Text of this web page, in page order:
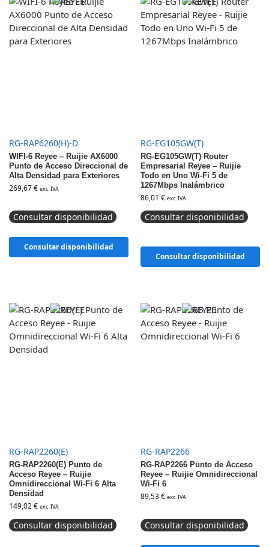
RG-RAP6260(H)-D
WIFI-6 Reyee – Ruijie AX6000
Punto de Acceso Direccional de
Alta Densidad para Exteriores
269,67€ exc. IVA
Consultar disponibilidad
Consultar disponibilidad
RG-EG105GW(T)
RG-EG105GW(T) Router
Empresarial Reyee – Ruijie
Todo en Uno Wi-Fi 5 de
1267Mbps Inalámbrico
86,01 € exc. IVA
Consultar disponibilidad
Consultar disponibilidad
RG-RAP2260(E)
RG-RAP2260(E) Punto de
Acceso Reyee – Ruijie
Omnidireccional Wi-Fi 6 Alta
Densidad
149,02€ exc. IVA
Consultar disponibilidad
RG-RAP2266
RG-RAP2266 Punto de Acceso
Reyee – Ruijie Omnidireccional
Wi-Fi 6
89,53€ exc. IVA
Consultar disponibilidad